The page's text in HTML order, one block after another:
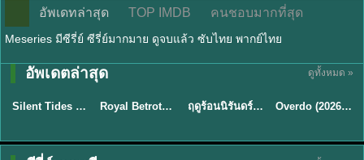
อัพเดทล่าสุด TOP IMDB คนชอบมากที่สุด
Meseries มีซีรี่ย์ ซีรี่ย์มากมาย ดูจบแล้ว ซับไทย พากย์ไทย
อัพเดตล่าสุด ดูทั้งหมด »
★9.5
พากย์ไทย
Silent Tides คลื่นลมลวง (2025) พากย์ไทย ซับไทย EP.1-31 ★9 Royal Betrothal (2026) สัญญาวิวาห์แห่งราชวงศ์ พากย์ไทย ซับไทย EP1-32 ★8.8 ฤดูร้อนนิรันดร์ (2026) Never-Ending Summer พากย์ไทย EP.1-29
ซับไทย
Overdo (2026) รักเกินแค้น พากย์ไทย ซับไทย EP1-33 (จบ)
TH EP. 16
Sub EP. 16 | TH
Sub EP. 8 | TH